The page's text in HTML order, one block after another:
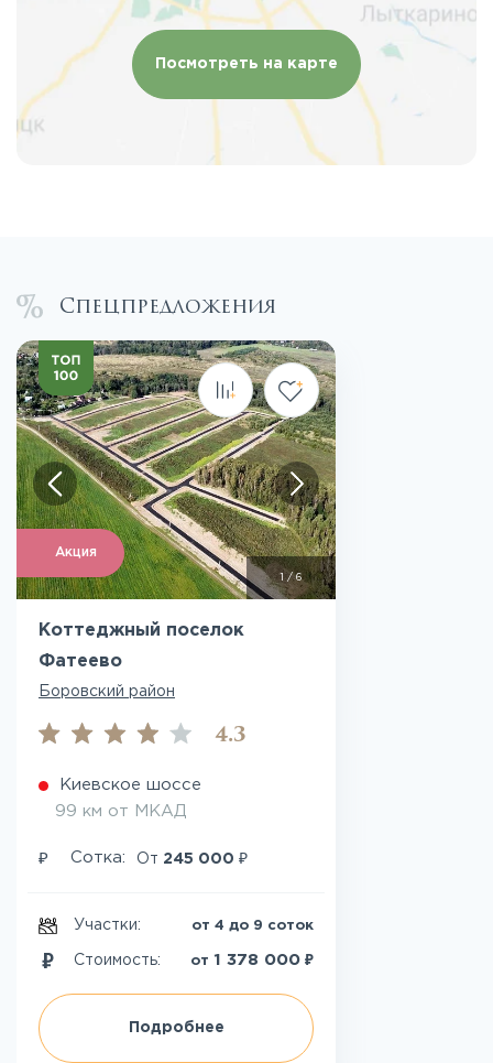
Посмотреть на карте
Спецпредложения
Акция
/6
Коттеджный поселок
Фатеево
Боровский район
4.3
Киевское шоссе
99 км от МКАД
₽ Сотка: От 245 000 ₽
Участки: от 4 до 9 соток
Стоимость: от 1 378 000 ₽
Подробнее